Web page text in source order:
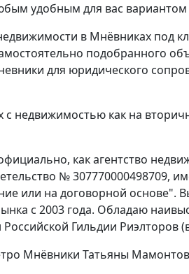
удобным для вас вариантом
в Мнёвниках под
подобранного
для юридического
недвижимостью как на
как агентство
№ 307770000498709,
или на договорной основе".
с 2003 года. Обладаю
Гильдии Риэлторов
Мнёвники Татьяны